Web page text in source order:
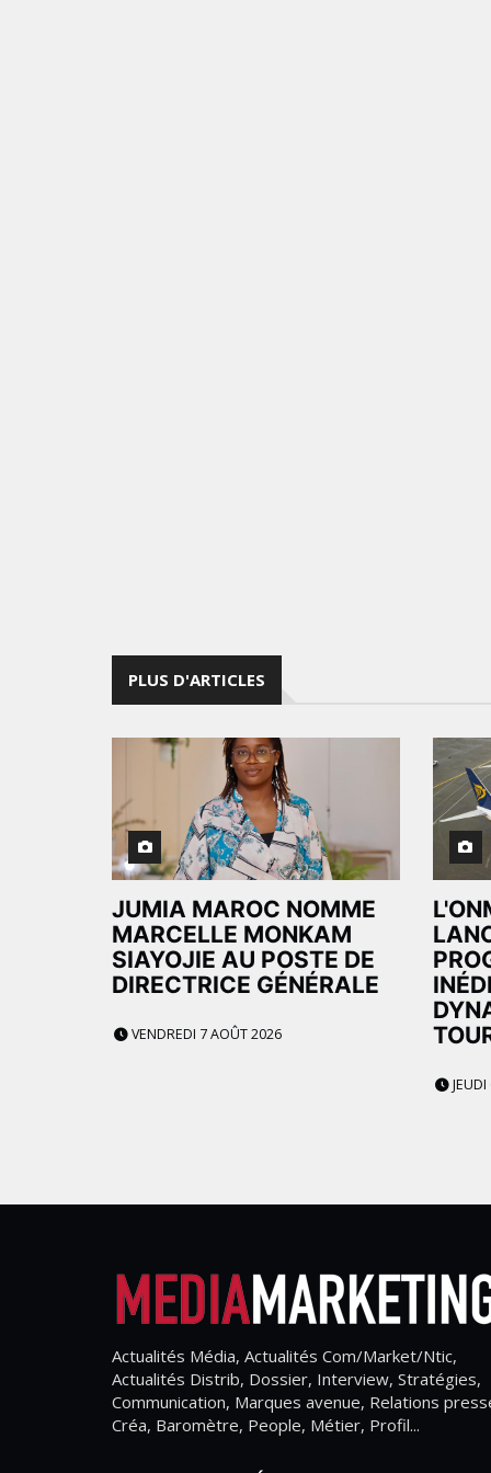
PLUS D'ARTICLES
JUMIA MAROC NOMME
MARCELLE MONKAM
SIAYOJIE AU POSTE DE
DIRECTRICE GÉNÉRALE
VENDREDI 7 AOÛT 2026
JEUDI
Actualités Média, Actualités Com/Market/Ntic,
Actualités Distrib, Dossier, Interview, Stratégies,
Communication, Marques avenue, Relations
Créa, Baromètre, People, Métier, Profil...